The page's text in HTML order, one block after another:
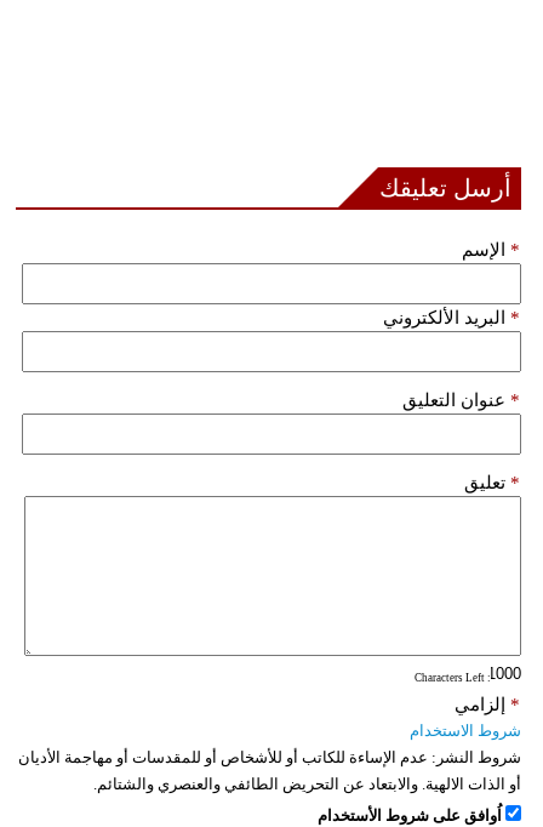
بيئة
مدوَّنات
فيديو
أرسل تعليقك
الإسم *
البريد الألكتروني *
عنوان التعليق *
تعليق *
: Characters Left
إلزامي *
شروط الاستخدام
شروط النشر: عدم الإساءة للكاتب أو للأشخاص أو للمقدسات أو مهاجمة الأديان
أو الذات الالهية. والابتعاد عن التحريض الطائفي والعنصري والشتائم.
اُوافق على شروط الأستخدام